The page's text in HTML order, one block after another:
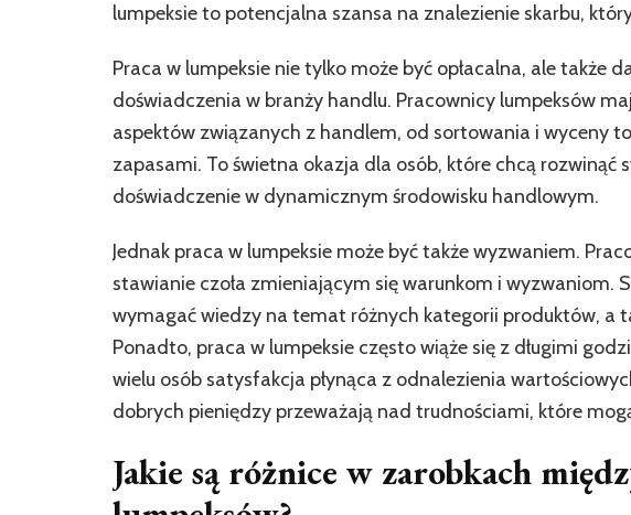
lumpeksie to potencjalna szansa na znalezienie skarbu,
Praca w lumpeksie nie tylko może być opłacalna, ale także
doświadczenia w branży handlu. Pracownicy lumpeksów
aspektów związanych z handlem, od sortowania i wyceny
zapasami. To świetna okazja dla osób, które chcą rozwinąć
doświadczenie w dynamicznym środowisku handlowym.
Jednak praca w lumpeksie może być także wyzwaniem.
stawianie czoła zmieniającym się warunkom i wyzwaniom.
wymagać wiedzy na temat różnych kategorii produktów, a
Ponadto, praca w lumpeksie często wiąże się z długimi
wielu osób satysfakcja płynąca z odnalezienia
dobrych pieniędzy przeważają nad trudnościami, które
Jakie są różnice w zarobkach